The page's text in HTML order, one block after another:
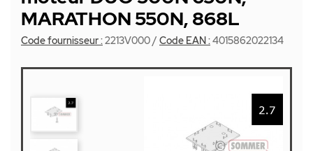
MARATHON 550N, 868L
Code fournisseur :2213V000/ Code EAN :4015862022134